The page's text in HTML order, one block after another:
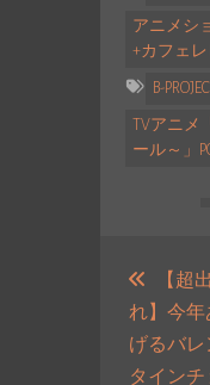
アニメシ
+カフェ
B-PROJECT
TVアニメ
ール～」
【超
れ】今年
げるバレ
タインチ